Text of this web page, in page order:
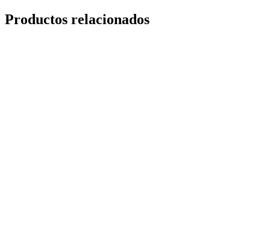
Productos relacionados